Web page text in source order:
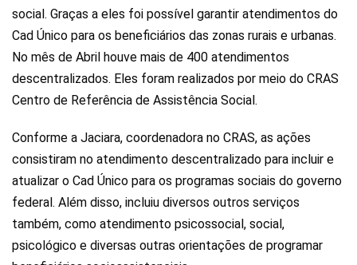
social. Graças a eles foi possível garantir atendimentos do
Cad Único para os beneficiários das zonas rurais e urbanas.
No mês de Abril houve mais de 400 atendimentos
descentralizados. Eles foram realizados por meio do CRAS
Centro de Referência de Assistência Social.
Conforme a Jaciara, coordenadora no CRAS, as ações
consistiram no atendimento descentralizado para incluir e
atualizar o Cad Único para os programas sociais do governo
federal. Além disso, incluiu diversos outros serviços
também, como atendimento psicossocial, social,
psicológico e diversas outras orientações de programar